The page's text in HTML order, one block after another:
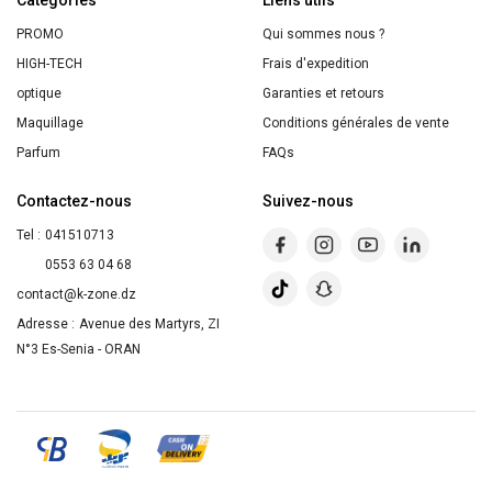
PROMO
HIGH-TECH
optique
Maquillage
Parfum
Qui sommes nous ?
Frais d'expedition
Garanties et retours
Conditions générales de vente
FAQs
Contactez-nous
Tel : 041510713
0553 63 04 68
contact@k-zone.dz
Adresse : Avenue des Martyrs, ZI
N°3 Es-Senia - ORAN
Suivez-nous